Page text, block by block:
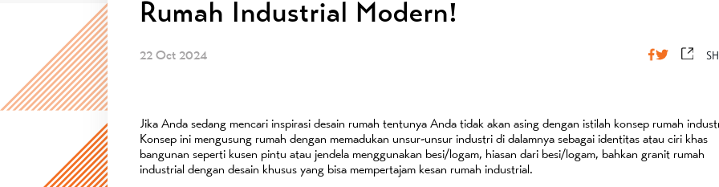
Rumah Industrial Modern!
22 Oct 2024
Jika Anda sedang mencari inspirasi desain rumah tentunya Anda tidak akan asing dengan istilah konsep rumah
Konsep ini mengusung rumah dengan memadukan unsur-unsur industri di dalamnya sebagai identitas atau ciri khas
bangunan seperti kusen pintu atau jendela menggunakan besi/logam, hiasan dari besi/logam, bahkan granit rumah
industrial dengan desain khusus yang bisa mempertajam kesan rumah industrial.